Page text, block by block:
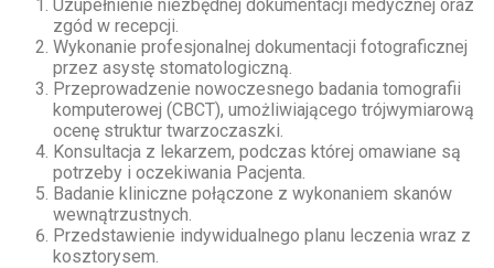
Uzupełnienie niezbędnej dokumentacji medycznej oraz
zgód w recepcji.
Wykonanie profesjonalnej dokumentacji fotograficznej
przez asystę stomatologiczną.
Przeprowadzenie nowoczesnego badania tomografii
komputerowej (CBCT), umożliwiającego trójwymiarową
ocenę struktur twarzoczaszki.
Konsultacja z lekarzem, podczas której omawiane są
potrzeby i oczekiwania Pacjenta.
Badanie kliniczne połączone z wykonaniem skanów
wewnątrzustnych.
Przedstawienie indywidualnego planu leczenia wraz z
kosztorysem.